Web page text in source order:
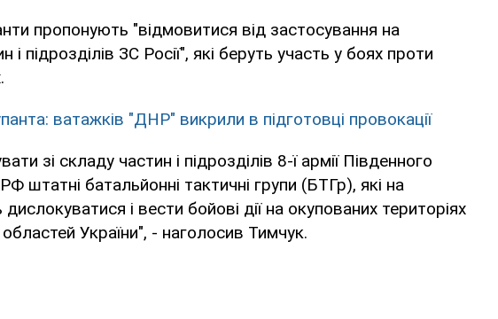
пропонують "відмовитися від застосування на
і підрозділів ЗС Росії", які беруть участь у боях проти
ватажків "ДНР" викрили в підготовці провокації
зі складу частин і підрозділів 8-ї армії Південного
штатні батальйонні тактичні групи (БТГр), які на
дислокуватися і вести бойові дії на окупованих територіях
України", - наголосив Тимчук.